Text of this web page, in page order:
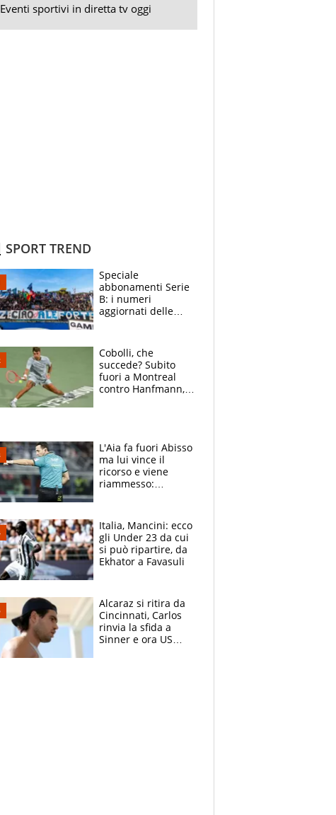
Eventi sportivi in diretta tv oggi
SPORT TREND
Speciale
abbonamenti Serie
B: i numeri
aggiornati delle
Cobolli, che
succede? Subito
fuori a Montreal
contro Hanfmann,
L'Aia fa fuori Abisso
ma lui vince il
ricorso e viene
riammesso:
Italia, Mancini: ecco
gli Under 23 da cui
si può ripartire, da
Ekhator a Favasuli
Alcaraz si ritira da
Cincinnati, Carlos
rinvia la sfida a
Sinner e ora US